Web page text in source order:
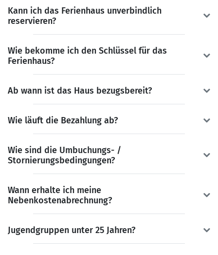
Kann ich das Ferienhaus unverbindlich
reservieren?
Wie bekomme ich den Schlüssel für das
Ferienhaus?
Ab wann ist das Haus bezugsbereit?
Wie läuft die Bezahlung ab?
Wie sind die Umbuchungs- /
Stornierungsbedingungen?
Wann erhalte ich meine
Nebenkostenabrechnung?
Jugendgruppen unter 25 Jahren?